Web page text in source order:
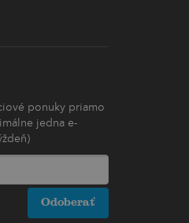
ponuky priamo
jedna e-
Odoberať